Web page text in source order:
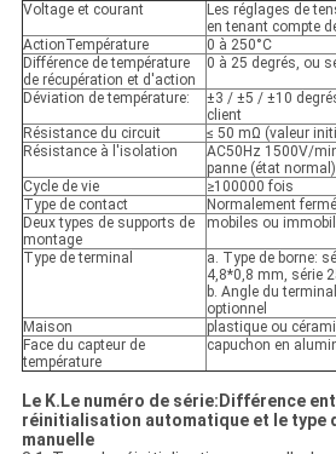
Voltage et courant
Les réglages de
en tenant compte
ActionTempérature
0 à 250°C
Différence de température
de récupération et d'action
0 à 25 degrés, ou
Déviation de température:
±3 / ±5 / ±10
client
Résistance du circuit
≤ 50 mΩ (valeur
Résistance à l'isolation
AC50Hz 1500V/
panne (état normal)
Cycle de vie
≥100000 fois
Type de contact
Normalement
Deux types de supports de
montage
mobiles ou
Type de terminal
a. Type de borne:
4,8*0,8 mm, série
b. Angle du
optionnel
Maison
plastique ou
Face du capteur de
température
capuchon en
Le K. Le numéro de série: Différence
réinitialisation automatique et le type
manuelle